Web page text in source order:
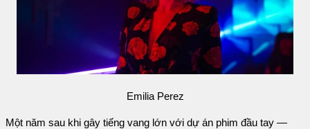
Emilia Perez
Một năm sau khi gây tiếng vang lớn với dự án phim đầu tay —